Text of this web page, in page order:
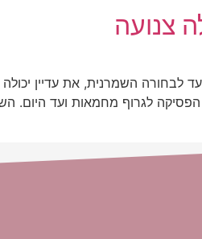
צנועה
לבחורה השמרנית, את עדיין
לגרוף מחמאות ועד היום.